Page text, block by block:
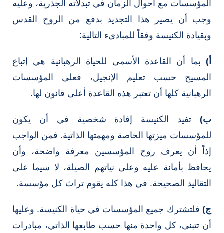
المؤسسات مع أحوال الزمان في تبدلاته الجذرية، وعليه
وجب أن يصير هذا التجديد بدفع من الروح القدس
وبقيادة الكنيسة وفقاً للمبادىء التالية:
أ‌) بما أن القاعدة الأسمى للحياة الرهبانية هي إتباع
المسيح حسب تعليم الإنجيل، فعلى المؤسسات
الرهبانية كلها أن تعتبر هذه القاعدة أعلى قانون لها.
ب‌) تفيد الكنيسة إفادة شخصية في أن يكون
للمؤسسات ميزتها الخاصة ومهمتها الذاتية. فمن الواجب
إذاً أن يعرف روح المؤسسين معرفة واضحة، وأن
يحافظ بأمانة عليه وعلى نياتهم الصيلة، لا سيما على
التقاليد الصحيحة. في هذا كله يقوم تراث كل مؤسسة.
ج) فلتشترك جميع المؤسسات في حياة الكنيسة. وعليها
أن تتبنى، كل واحدة منها حسب طابعها الذاتي، مبادرات